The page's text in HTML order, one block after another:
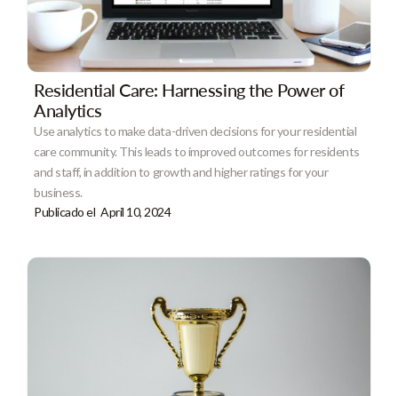
Residential Care: Harnessing the Power of
Analytics
Use analytics to make data-driven decisions for your residential
care community. This leads to improved outcomes for residents
and staff, in addition to growth and higher ratings for your
business.
Publicado el April 10, 2024